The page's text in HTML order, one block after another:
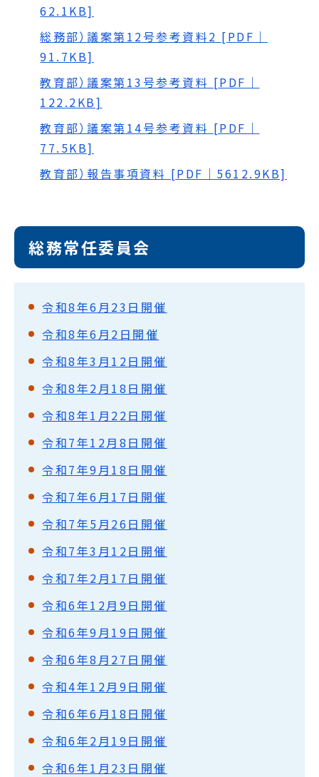
62.1KB]
総務部）議案第12号参考資料2 [PDF｜
91.7KB]
教育部）議案第13号参考資料 [PDF｜
122.2KB]
教育部）議案第14号参考資料 [PDF｜
77.5KB]
教育部）報告事項資料 [PDF｜5612.9KB]
総務常任委員会
令和8年6月23日開催
令和8年6月2日開催
令和8年3月12日開催
令和8年2月18日開催
令和8年1月22日開催
令和7年12月8日開催
令和7年9月18日開催
令和7年6月17日開催
令和7年5月26日開催
令和7年3月12日開催
令和7年2月17日開催
令和6年12月9日開催
令和6年9月19日開催
令和6年8月27日開催
令和4年12月9日開催
令和6年6月18日開催
令和6年2月19日開催
令和6年1月23日開催